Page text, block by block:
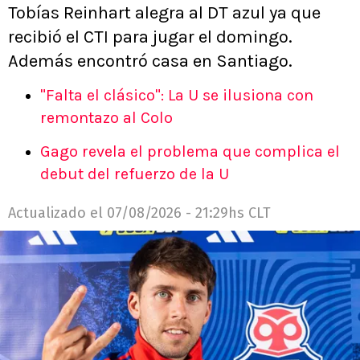
Tobías Reinhart alegra al DT azul ya que
recibió el CTI para jugar el domingo.
Además encontró casa en Santiago.
"Falta el clásico": La U se ilusiona con
remontazo al Colo
Gago revela el problema que complica el
debut del refuerzo de la U
Actualizado el 07/08/2026 - 21:29hs CLT